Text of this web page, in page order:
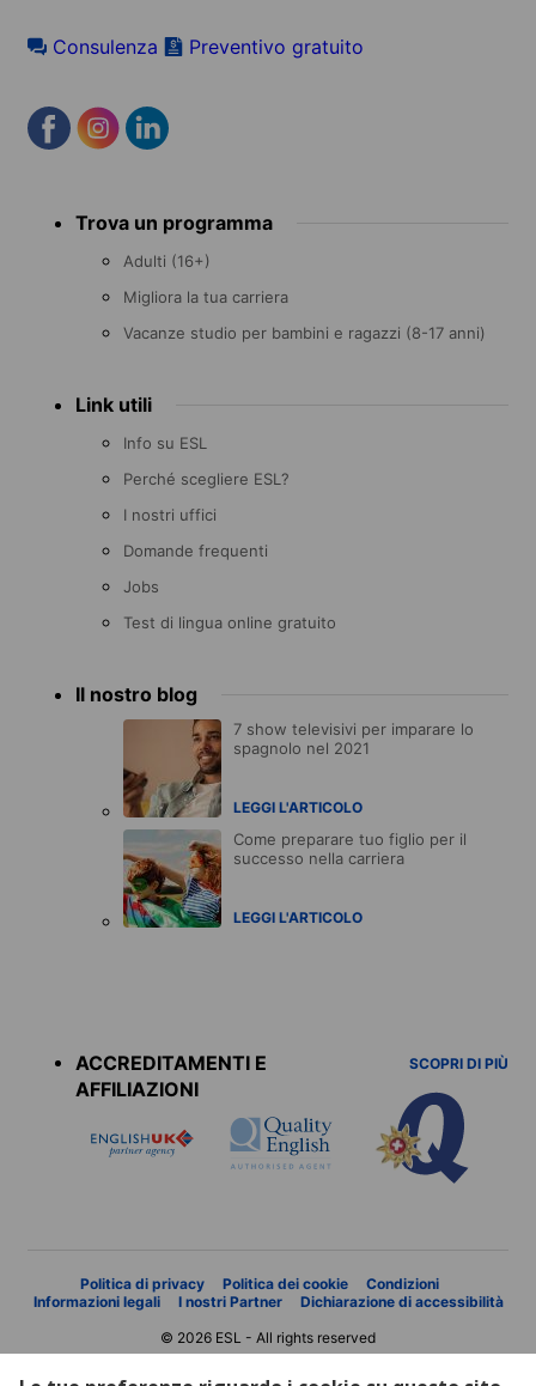
Consulenza Preventivo gratuito
menuTrova un programma
Adulti (16+)
Migliora la tua carriera
Vacanze studio per bambini e ragazzi (8-17 anni)
Link utili
Info su ESL
Perché scegliere ESL?
I nostri uffici
Domande frequenti
Jobs
Test di lingua online gratuito
Il nostro blog
7 show televisivi per imparare lo
spagnolo nel 2021
LEGGI L'ARTICOLO
Come preparare tuo figlio per il
successo nella carriera
LEGGI L'ARTICOLO
ACCREDITAMENTI E
AFFILIAZIONI
SCOPRI DI PIÙ
Politica di privacy Politica dei cookie
Condizioni
Informazioni legali
I nostri Partner
Dichiarazione di accessibilità
© 2026 ESL - All rights reserved